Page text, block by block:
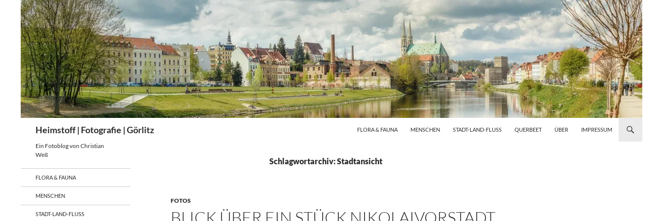
springen
Heimstoff | Fotografie | Görlitz FLORA & FAUNA MENSCHEN STADT-LAND-FLUSS QUERBEET ÜBER IMPRESSUM
Schlagwortarchiv: Stadtansicht
FOTOS
Ein Fotoblog von Christian
Weß
FLORA & FAUNA
MENSCHEN
STADT-LAND-FLUSS